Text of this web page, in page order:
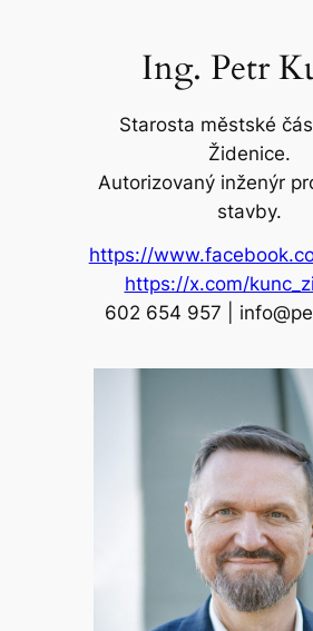
Ing. Petr
Starosta městské
Židenice.
Autorizovaný inženýr
stavby.
https://
https://x.com/
602 654 957 |